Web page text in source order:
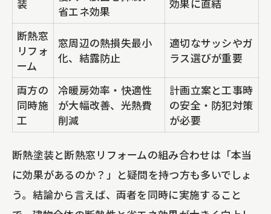
装
省エネ効果
効果に直結
断熱窓
リフォ
ーム
窓周辺の熱損失最小
化、結露防止
適切なサッシやガ
ラス選びが重要
両方の
同時施
工
冷暖房効率・快適性
が大幅改善、光熱費
削減
計画立案と工事時
の安全・防犯対策
が必要
断熱塗装と断熱窓リフォームの組み合わせは「本当
に効果があるのか？」と疑問を持つ方も多いでしょ
う。結論から言えば、両者を同時に実施すること